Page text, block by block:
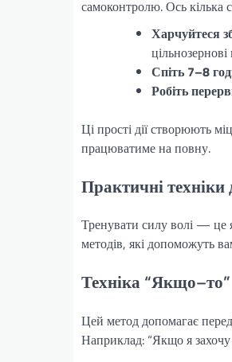
самоконтролю. Ось кілька
Харчуйтеся
Спіть 7–8
Робіть
Ці прості дії створюють
працюватиме на повну.
Практичні
Тренувати силу волі — це
методів, які допоможуть
Техніка “Якщо–то”
Цей метод допомагає
Наприклад: “Якщо я захочу